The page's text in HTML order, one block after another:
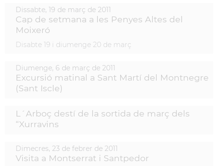
Dissabte, 19 de març de 2011
Cap de setmana a les Penyes Altes del
Moixeró
Disabte 19 i diumenge 20 de març
Diumenge, 6 de març de 2011
Excursió matinal a Sant Martí del Montnegre
(Sant Iscle)
L´Arboç destí de la sortida de març dels
“Xurravins
Dimecres, 23 de febrer de 2011
Visita a Montserrat i Santpedor